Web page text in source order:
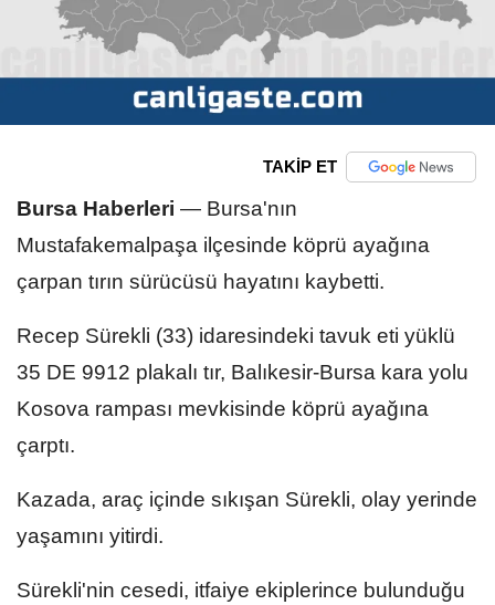
TAKİP ET
Bursa Haberleri — Bursa'nın
Mustafakemalpaşa ilçesinde köprü ayağına
çarpan tırın sürücüsü hayatını kaybetti.
Recep Sürekli (33) idaresindeki tavuk eti yüklü
35 DE 9912 plakalı tır, Balıkesir-Bursa kara yolu
Kosova rampası mevkisinde köprü ayağına
çarptı.
Kazada, araç içinde sıkışan Sürekli, olay yerinde
yaşamını yitirdi.
Sürekli'nin cesedi, itfaiye ekiplerince bulunduğu